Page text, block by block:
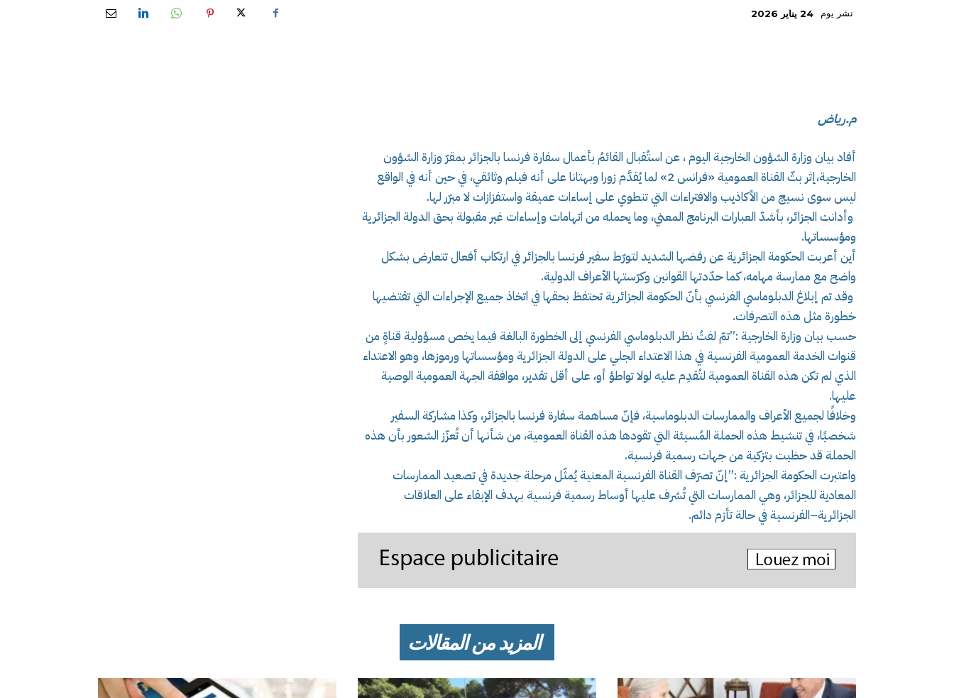
نشر يوم 24 يناير 2026
م.رياض
أفاد بيان وزارة الشؤون الخارجية اليوم ، عن استُقبال القائمُ بأعمال سفارة فرنسا بالجزائر بمقرّ وزارة الشؤون
الخارجية،إثر بثّ القناة العمومية «فرانس 2» لما يُقدَّم زورا وبهتانا على أنه فيلم وثائقي، في حين أنه في الواقع
ليس سوى نسيج من الأكاذيب والافتراءات التي تنطوي على إساءات عميقة واستفزازات لا مبرّر لها.
وأدانت الجزائر، بأشدّ العبارات البرنامج المعني، وما يحمله من اتهامات وإساءات غير مقبولة بحق الدولة الجزائرية
ومؤسساتها.
أين أعربت الحكومة الجزائرية عن رفضها الشديد لتورّط سفير فرنسا بالجزائر في ارتكاب أفعال تتعارض بشكل
واضح مع ممارسة مهامه، كما حدّدتها القوانين وكرّستها الأعراف الدولية.
وقد تم إبلاغ الدبلوماسي الفرنسي بأنّ الحكومة الجزائرية تحتفظ بحقها في اتخاذ جميع الإجراءات التي تقتضيها
خطورة مثل هذه التصرفات.
حسب بيان وزارة الخارجية :”تمّ لفتُ نظر الدبلوماسي الفرنسي إلى الخطورة البالغة فيما يخص مسؤولية قناةٍ من
قنوات الخدمة العمومية الفرنسية في هذا الاعتداء الجلي على الدولة الجزائرية ومؤسساتها ورموزها، وهو الاعتداء
الذي لم تكن هذه القناة العمومية لتُقدِم عليه لولا تواطؤ أو، على أقل تقدير، موافقة الجهة العمومية الوصية
عليها.
وخلافًا لجميع الأعراف والممارسات الدبلوماسية، فإنّ مساهمة سفارة فرنسا بالجزائر، وكذا مشاركة السفير
شخصيًا، في تنشيط هذه الحملة المُسيئة التي تقودها هذه القناة العمومية، من شأنها أن تُعزّز الشعور بأن هذه
الحملة قد حظيت بتزكية من جهات رسمية فرنسية.
واعتبرت الحكومة الجزائرية :”إنّ تصرّف القناة الفرنسية المعنية يُمثّل مرحلة جديدة في تصعيد الممارسات
المعادية للجزائر، وهي الممارسات التي تُشرف عليها أوساط رسمية فرنسية بهدف الإبقاء على العلاقات
الجزائرية–الفرنسية في حالة تأزم دائم.
المزيد من المقالات